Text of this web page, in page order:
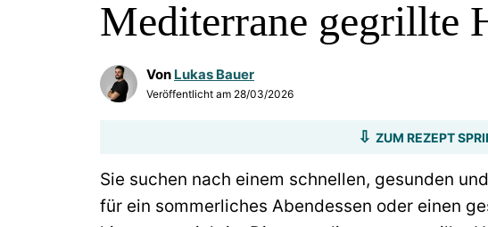
Mediterrane gegrillte
Von Lukas Bauer
Veröffentlicht am 28/03/2026
ZUM REZEPT
Sie suchen nach einem schnellen, gesunden
für ein sommerliches Abendessen oder einen